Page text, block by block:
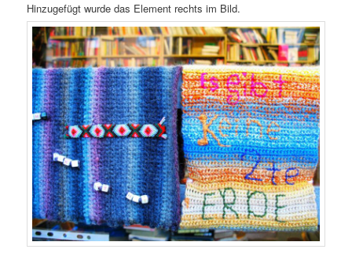
Hinzugefügt wurde das Element rechts im Bild.